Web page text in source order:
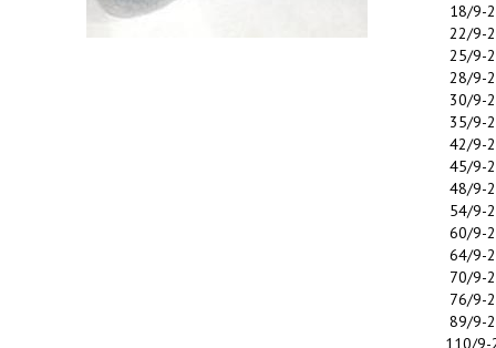
18/9-2
22/9-2
25/9-2
28/9-2
30/9-2
35/9-2
42/9-2
45/9-2
48/9-2
54/9-2
60/9-2
64/9-2
70/9-2
76/9-2
89/9-2
110/9-